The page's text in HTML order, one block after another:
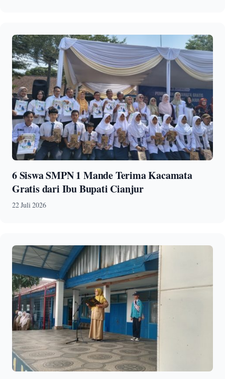
6 Siswa SMPN 1 Mande Terima Kacamata
Gratis dari Ibu Bupati Cianjur
22 Juli 2026